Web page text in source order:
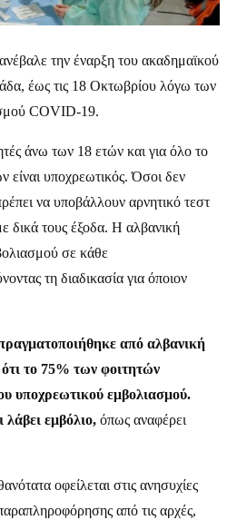
την έναρξη του ακαδημαϊκού
έως τις 18 Οκτωβρίου λόγω των
COVID-19.
άνω των 18 ετών και για όλο το
είναι υποχρεωτικός. Όσοι δεν
να υποβάλλουν αρνητικό τεστ
τους έξοδα. Η αλβανική
σε κάθε
τη διαδικασία για όποιον
από αλβανική
το 75% των φοιτητών
υποχρεωτικού εμβολιασμού.
λάβει εμβόλιο, όπως αναφέρει
οφείλεται στις ανησυχίες
από τις αρχές,